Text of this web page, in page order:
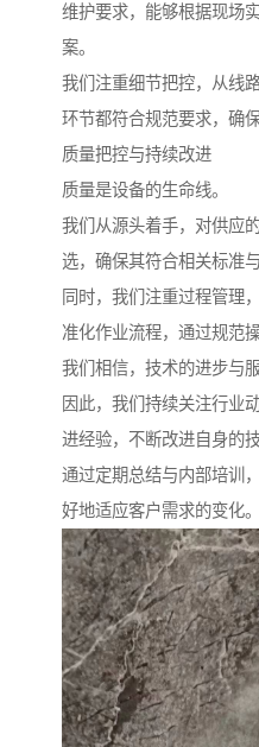
维护要求，能够根据现场
案。
我们注重细节把控，从线
环节都符合规范要求，确
质量把控与持续改进
质量是设备的生命线。
我们从源头着手，对供应
选，确保其符合相关标准
同时，我们注重过程管理
准化作业流程，通过规范
我们相信，技术的进步与
因此，我们持续关注行业
进经验，不断改进自身的
通过定期总结与内部培训
好地适应客户需求的变化。